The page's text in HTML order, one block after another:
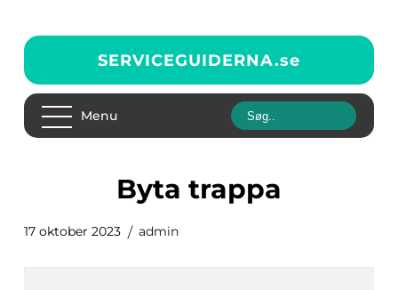
SERVICEGUIDERNA.se
Menu
byta trappa
17 oktober 2023 admin